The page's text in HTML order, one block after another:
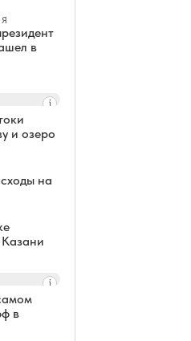
в
и озеро
на
в